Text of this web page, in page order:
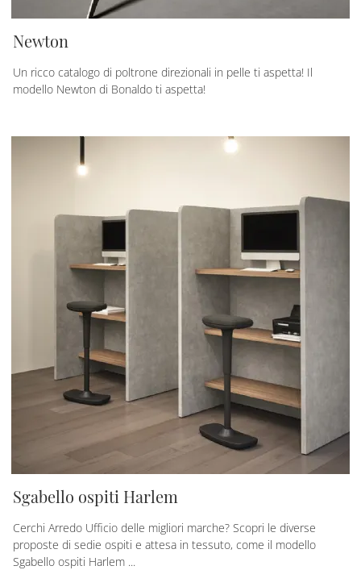
Newton
Un ricco catalogo di poltrone direzionali in pelle ti aspetta! Il
modello Newton di Bonaldo ti aspetta!
Sgabello ospiti Harlem
Cerchi Arredo Ufficio delle migliori marche? Scopri le diverse
proposte di sedie ospiti e attesa in tessuto, come il modello
Sgabello ospiti Harlem ...